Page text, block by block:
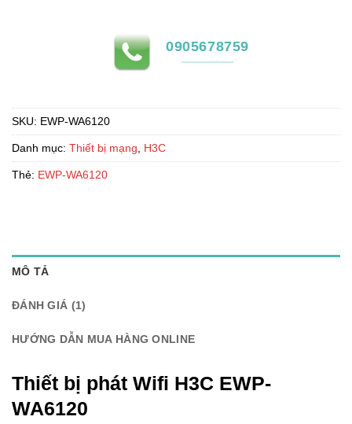
0905678759
SKU: EWP-WA6120
Danh mục: Thiết bị mạng, H3C
Thẻ: EWP-WA6120
MÔ TẢ
ĐÁNH GIÁ (1)
HƯỚNG DẪN MUA HÀNG ONLINE
Thiết bị phát Wifi H3C EWP-
WA6120